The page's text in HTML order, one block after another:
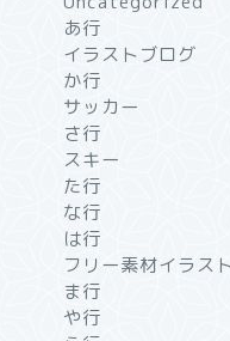
あ行
イラストブログ
か行
サッカー
さ行
スキー
た行
な行
は行
フリー素材イラス
ま行
や行